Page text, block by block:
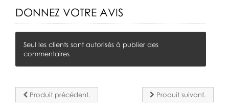
DONNEZ VOTRE AVIS
Seul les clients sont autorisés à publier des
commentaires
Produit précédent. Produit suivant.